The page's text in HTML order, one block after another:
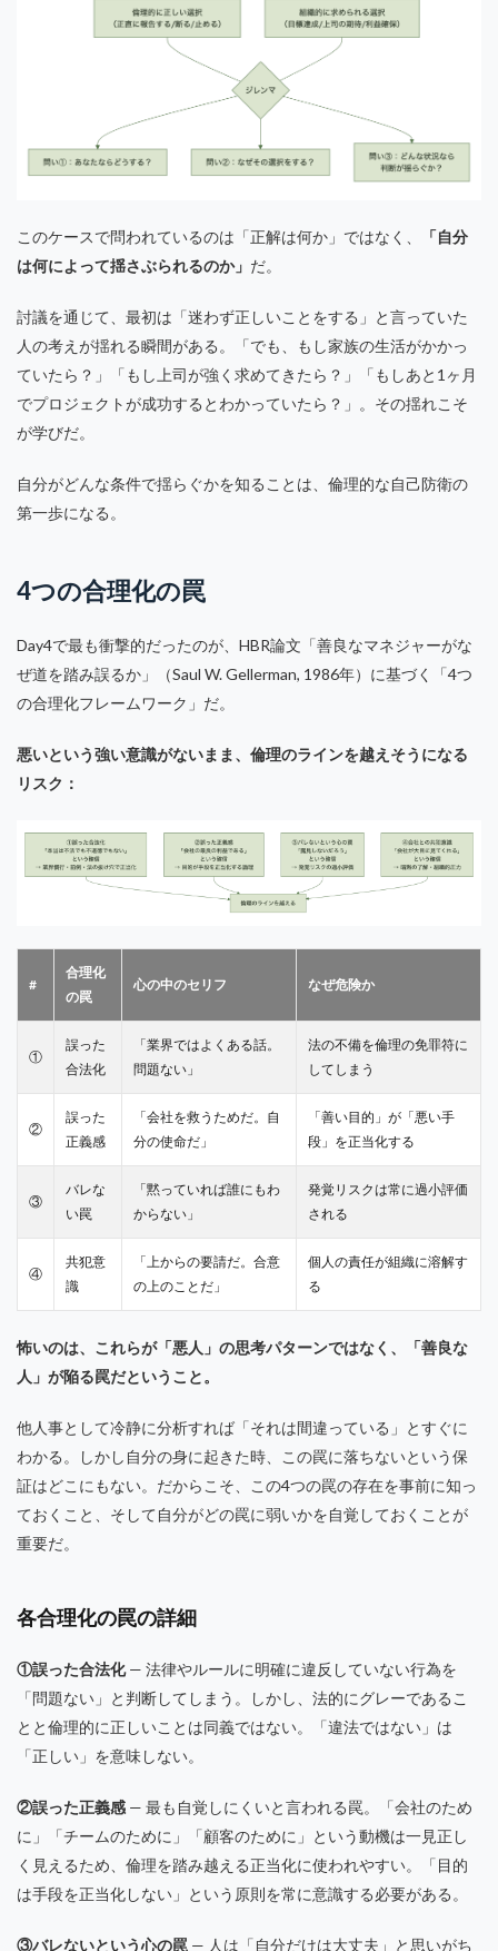
このケースで問われているのは「正解は何か」ではなく、
「自分
は何によって揺さぶられるのか」 だ。
討議を通じて、最初は「迷わず正しいことをする」と言っていた
人の考えが揺れる瞬間がある。「でも、もし家族の生活がかかっ
ていたら？」「もし上司が強く求めてきたら？」「もしあと1ヶ月
でプロジェクトが成功するとわかっていたら？」。その揺れこそ
が学びだ。
自分がどんな条件で揺らぐかを知ることは、倫理的な自己防衛の
第一歩になる。
4つの合理化の罠
Day4で最も衝撃的だったのが、HBR論文「善良なマネジャーがな
ぜ道を踏み誤るか」（Saul W. Gellerman, 1986年）に基づく「4つ
の合理化フレームワーク」だ。
悪いという強い意識がないまま、倫理のラインを越えそうになる
リスク：
#
合理化
の罠
心の中のセリフ なぜ危険か
①
誤った
合法化
「業界ではよくある話。
問題ない」
法の不備を倫理の免罪符に
してしまう
②
誤った
正義感
「会社を救うためだ。自
分の使命だ」
「善い目的」が「悪い手
段」を正当化する
③
バレな
い罠
「黙っていれば誰にもわ
からない」
発覚リスクは常に過小評価
される
④
共犯意
識
「上からの要請だ。合意
の上のことだ」
個人の責任が組織に溶解す
る
怖いのは、これらが「悪人」の思考パターンではなく、「善良な
人」が陥る罠だということ。
他人事として冷静に分析すれば「それは間違っている」とすぐに
わかる。しかし自分の身に起きた時、この罠に落ちないという保
証はどこにもない。だからこそ、この4つの罠の存在を事前に知っ
ておくこと、そして自分がどの罠に弱いかを自覚しておくことが
重要だ。
各合理化の罠の詳細
①誤った合法化— 法律やルールに明確に違反していない行為を
「問題ない」と判断してしまう。しかし、法的にグレーであるこ
とと倫理的に正しいことは同義ではない。「違法ではない」は
「正しい」を意味しない。
②誤った正義感 — 最も自覚しにくいと言われる罠。「会社のため
に」「チームのために」「顧客のために」という動機は一見正し
く見えるため、倫理を踏み越える正当化に使われやすい。「目的
は手段を正当化しない」という原則を常に意識する必要がある。
③バレないという心の罠 — 人は「自分だけは大丈夫」と思いがち